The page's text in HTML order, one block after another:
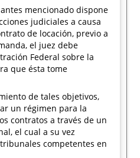
mencionado dispone
judiciales a causa
de locación, previo a
el juez debe
Federal sobre la
que ésta tome
de tales objetivos,
un régimen para la
contratos a través de un
el cual a su vez
competentes en